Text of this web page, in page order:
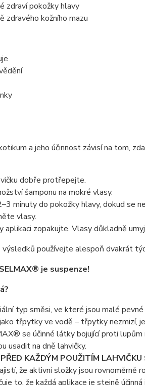
zdraví pokožky hlavy
zdravého kožního mazu
a jeho účinnost závisí na tom,
dobře protřepejte.
šamponu na mokré vlasy.
minuty do pokožky hlavy, dokud se
vlasy.
aplikaci zopakujte. Vlasy důkladně
výsledků používejte alespoň dvakrát
je suspenze!
typ směsi, ve které jsou malé
třpytky ve vodě – třpytky nezmizí,
se účinné látky bojující proti lupům
usadit na dně lahvičky.
PŘED KAŽDÝM POUŽITÍM
že aktivní složky jsou rovnoměrně
to, že každá aplikace je stejně